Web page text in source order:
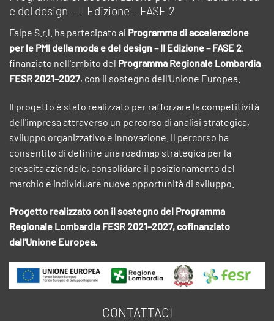
e del design – II Edizione – FASE 2
Falpe S.r.l. ha partecipato al Programma di accelerazione
per le PMI della moda e del design – II Edizione – FASE 2,
finanziato nell'ambito del Programma Regionale Lombardia
FESR 2021–2027, con il sostegno dell'Unione Europea.
Il progetto è stato realizzato per rafforzare la competitività
dell'impresa attraverso un percorso di analisi strategica,
sviluppo organizzativo e innovazione. Il percorso ha
consentito di definire una roadmap strategica per la
crescita aziendale, consolidare il posizionamento del
marchio e individuare nuove opportunità di sviluppo.
Progetto realizzato con il sostegno del Programma
Regionale Lombardia FESR 2021–2027, cofinanziato
dall'Unione Europea.
CONTATTACI